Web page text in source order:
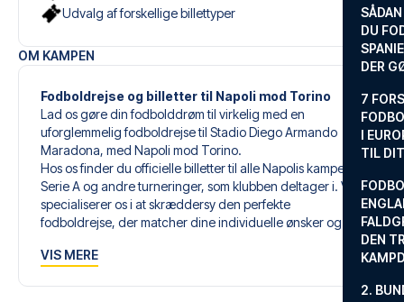
DU
DER
7
I
TIL
DEN
2.
Udvalg af forskellige billettyper
OM KAMPEN
Fodboldrejse og billetter til Napoli mod Torino
Lad os gøre din fodbolddrøm til virkelig med en
uforglemmelig fodboldrejse til Stadio Diego Armando
Maradona, med Napoli mod Torino.
Hos os finder du officielle billetter til alle Napolis kampe i
Serie A og andre turneringer, som klubben deltager i. Vi
specialiserer os i at skræddersy den perfekte
fodboldrejse, der matcher dine individuelle ønsker og
VIS MERE